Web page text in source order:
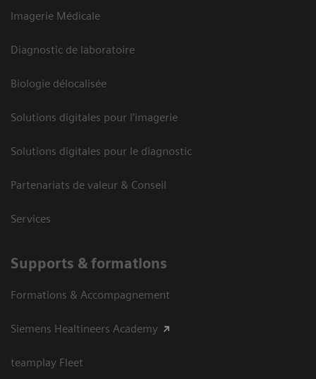
Imagerie Médicale
Diagnostic de laboratoire
Biologie délocalisée
Solutions digitales pour l'imagerie
Solutions digitales pour le diagnostic
Partenariats de valeur & Conseil
Services
Supports & formations
Formations & Accompagnement
Siemens Healtineers Academy
teamplay Fleet